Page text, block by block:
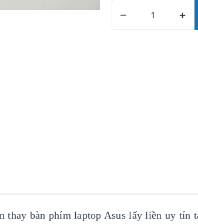
– +
thay bàn phím laptop Asus lấy liền uy tín